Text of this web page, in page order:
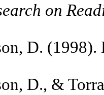
on
D. (1998).
D., &